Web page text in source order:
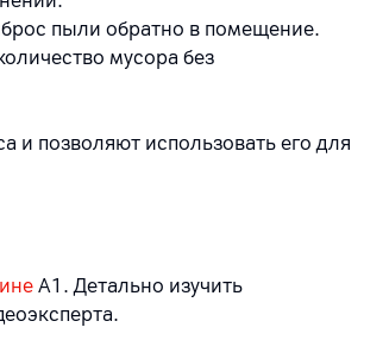
пыли обратно в помещение.
мусора без
позволяют использовать его для
А1. Детально изучить